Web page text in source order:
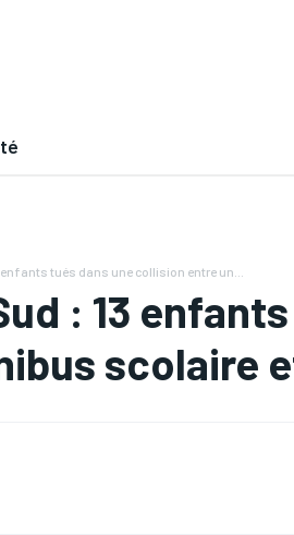
tués dans une collision entre un...
: 13
scolaire